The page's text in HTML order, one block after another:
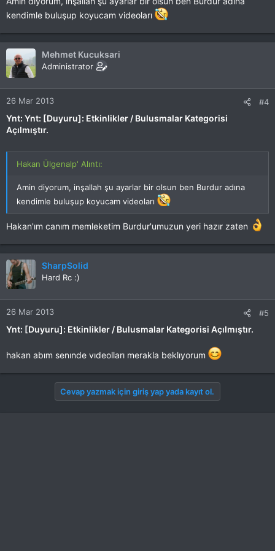
kendimle buluşup koyucam videoları
Mehmet Kucuksari
Administrator
26 Mar 2013 #4
Ynt: Ynt: [Duyuru]: Etkinlikler / Bulusmalar Kategorisi
Açılmıştır.
Hakan Ülgenalp' Alıntı:
Amin diyorum, inşallah şu ayarlar bir olsun ben Burdur adına
kendimle buluşup koyucam videoları
Hakan'ım canım memleketim Burdur'umuzun yeri hazır zaten
SharpSolid
Hard Rc :)
26 Mar 2013 #5
Ynt: [Duyuru]: Etkinlikler / Bulusmalar Kategorisi Açılmıştır.
hakan abım senınde vıdeolları merakla beklıyorum
Cevap yazmak için giriş yap yada kayıt ol.